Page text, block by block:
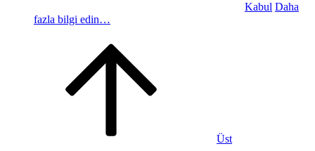
Kabul Daha
fazla bilgi edin…
Üst